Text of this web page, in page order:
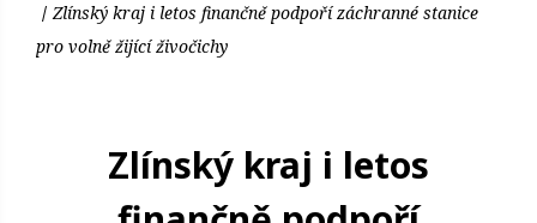
Zlínský kraj i letos finančně podpoří záchranné stanice
pro volně žijící živočichy
Zlínský kraj i letos